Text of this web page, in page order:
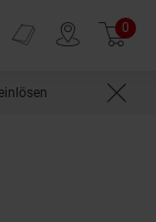
einblenden
Prospekte 0